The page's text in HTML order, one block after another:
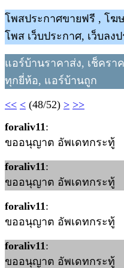
โพสประกาศขายฟรี , โ
โพส เว็บประกาศ, เว็บลง
แอร์บ้านราคาส่ง, เช็คร
ทุกยี่ห้อ, แอร์บ้านถูก
<< < (48/52) > >>
foraliv11:
ขออนุญาต อัพเดทกระทู้
foraliv11:
ขออนุญาต อัพเดทกระทู้
foraliv11:
ขออนุญาต อัพเดทกระทู้
foraliv11:
ขออนุญาต อัพเดทกระทู้